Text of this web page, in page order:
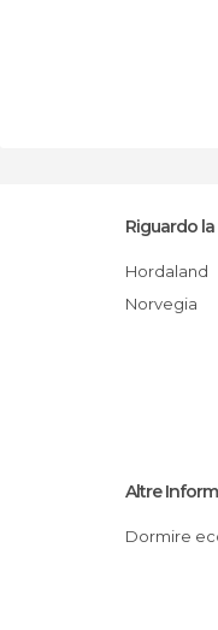
Riguardo
Hordaland
Norvegia
Altre
Dormire